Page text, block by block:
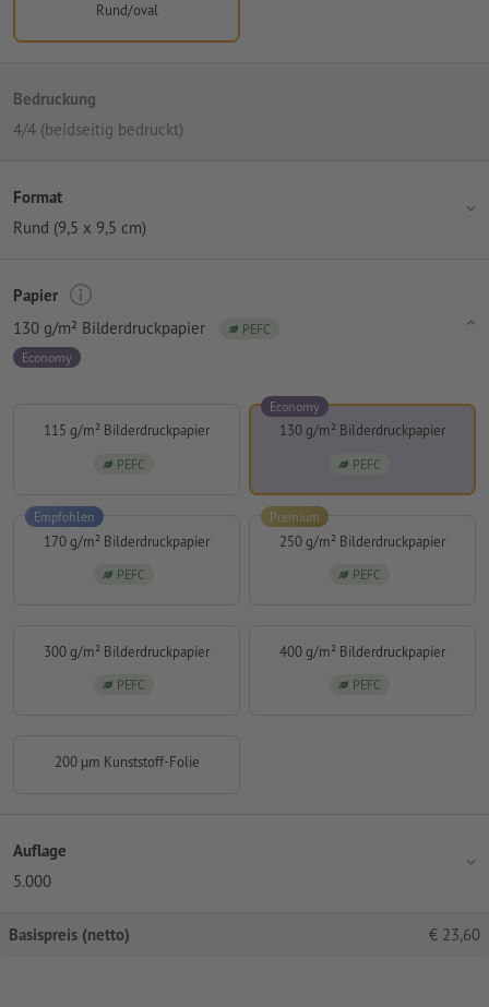
Rund/oval
Bedruckung
4/4 (beidseitig bedruckt)
Format
Rund (9,5 x 9,5 cm)
Papier
130 g/m² Bilderdruckpapier
PEFC
Economy
115 g/m² Bilderdruckpapier
PEFC
130 g/m² Bilderdruckpapier
PEFC
Economy
170 g/m² Bilderdruckpapier
PEFC
Empfohlen
250 g/m² Bilderdruckpapier
PEFC
Premium
300 g/m² Bilderdruckpapier
PEFC
400 g/m² Bilderdruckpapier
PEFC
200 µm Kunststoff-Folie
Auflage
5.000
Basispreis (netto) € 23,60